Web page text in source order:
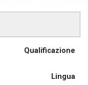
Qualificazione
Lingua